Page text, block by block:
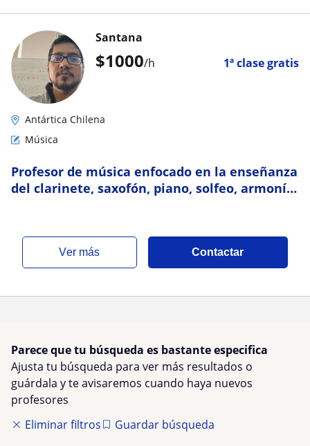
$1000/h 1ª clase gratis
Santana
Antártica Chilena
Música
Profesor de música enfocado en la enseñanza
del clarinete, saxofón, piano, solfeo, armonía
ver más Contactar
Parece que tu búsqueda es bastante especifica
Ajusta tu búsqueda para ver más resultados o
guárdala y te avisaremos cuando haya nuevos
profesores
Eliminar filtros
Guardar búsqueda